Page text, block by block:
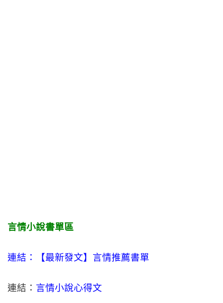
言情小說書單區
連結：【最新發文】 言情推薦書單
連結： 言情小說心得文